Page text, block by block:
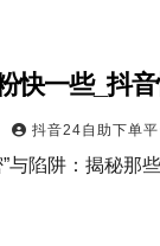
快一些_抖
抖音24自助下单平
与陷阱：揭秘那